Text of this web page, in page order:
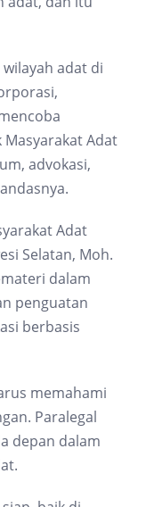
adat di
Adat
advokasi,
Adat
Selatan, Moh.
dalam
penguatan
berbasis
memahami
Paralegal
depan dalam